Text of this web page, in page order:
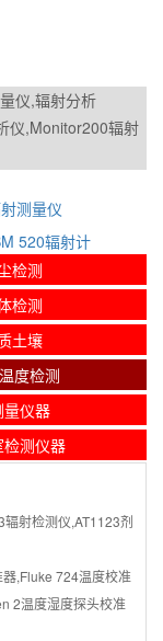
仪,辐射分析
仪,Monitor200辐射
测量仪
520辐射计
检测
检测
土壤
度检测
量仪器
测仪器
辐射检测仪,AT1123剂
,Fluke 724温度校准
2温度湿度探头校准